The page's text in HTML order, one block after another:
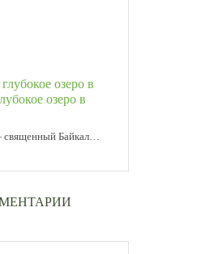
озеро в
озеро в
Байкал…